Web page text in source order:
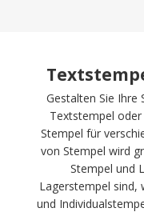
Gestalten Sie Ihre
Textstempel
Stempel für
von Stempel wird
Stempel und
Lagerstempel sind,
und